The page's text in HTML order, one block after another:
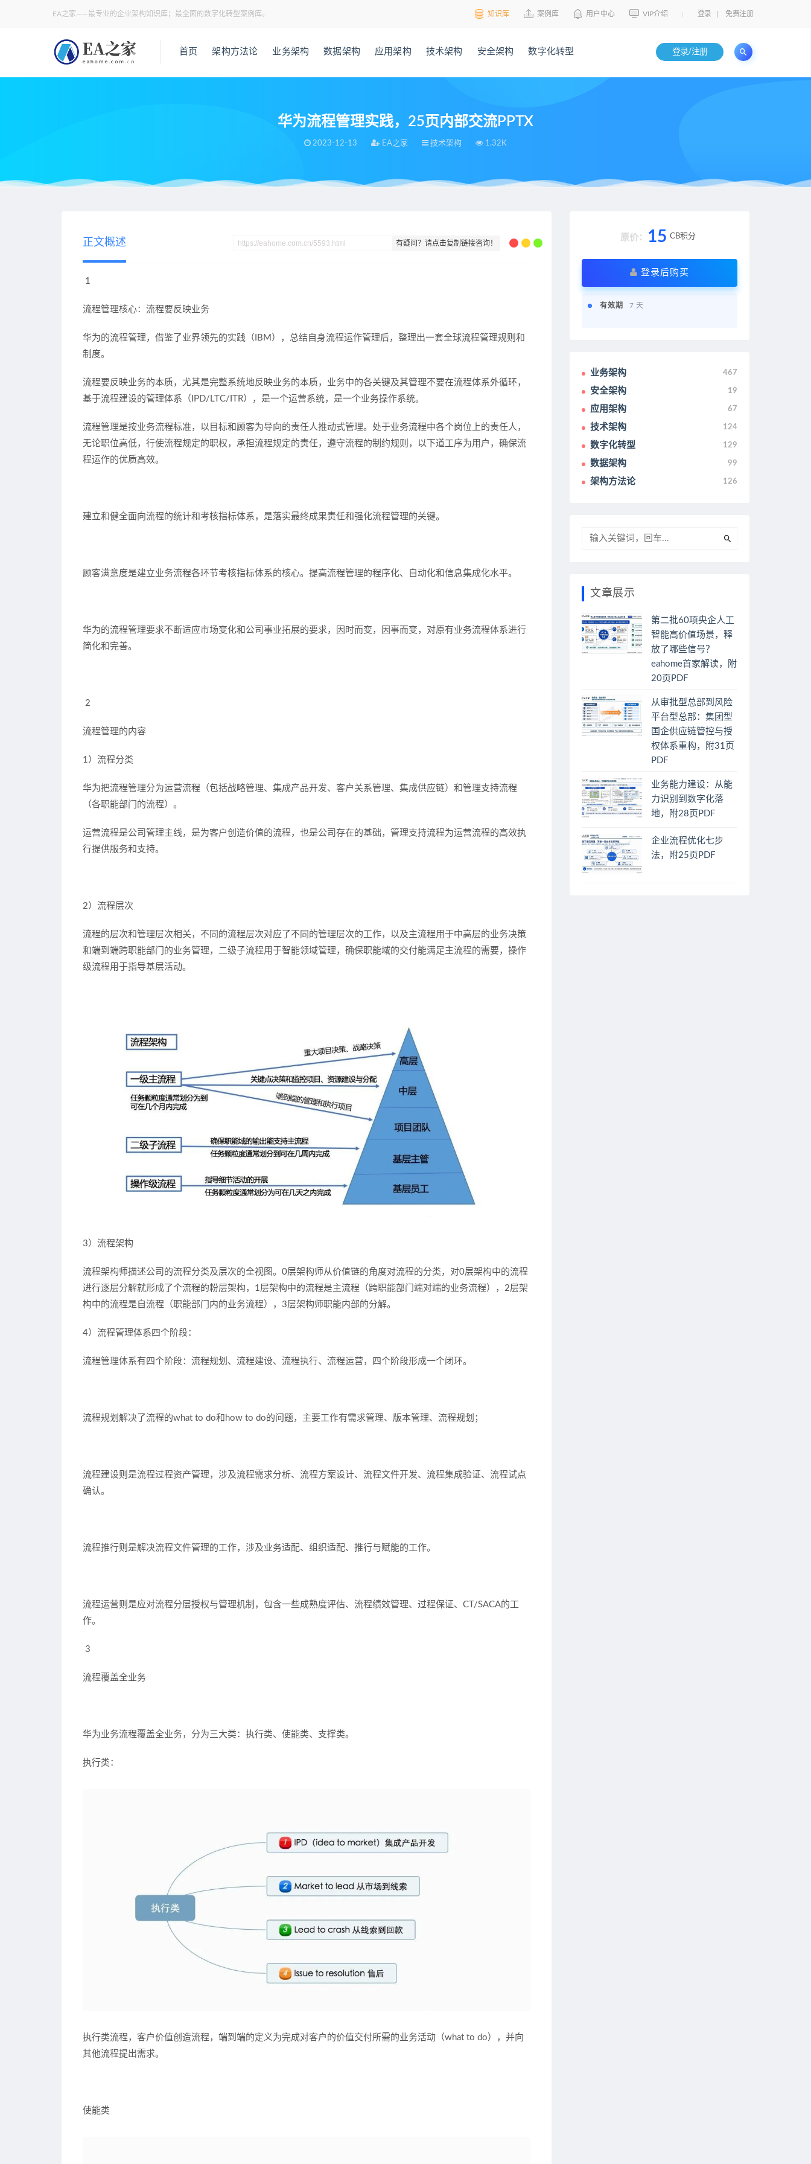
EA之家——最专业的企业架构知识库；最全面的数字化转型案例库。 知识库 案例库 用户中心 VIP介绍 登录 免费注册
首页 架构方法论 业务架构 数据架构 应用架构 技术架构 安全架构 数字化转型 登录/注册
华为流程管理实践，25页内部交流PPTX
2023-12-13 EA之家 技术架构 1.32K
有疑问？请点击复制链接咨询！
正文概述
1
流程管理核心：流程要反映业务
华为的流程管理，借鉴了业界领先的实践（IBM），总结自身流程运作管理后，整理出一套全球流程管理规则和
制度。
流程要反映业务的本质，尤其是完整系统地反映业务的本质，业务中的各关键及其管理不要在流程体系外循环，
基于流程建设的管理体系（IPD/LTC/ITR），是一个运营系统，是一个业务操作系统。
流程管理是按业务流程标准，以目标和顾客为导向的责任人推动式管理。处于业务流程中各个岗位上的责任人，
无论职位高低，行使流程规定的职权，承担流程规定的责任，遵守流程的制约规则，以下道工序为用户，确保流
程运作的优质高效。
建立和健全面向流程的统计和考核指标体系，是落实最终成果责任和强化流程管理的关键。
顾客满意度是建立业务流程各环节考核指标体系的核心。提高流程管理的程序化、自动化和信息集成化水平。
华为的流程管理要求不断适应市场变化和公司事业拓展的要求，因时而变，因事而变，对原有业务流程体系进行
简化和完善。
2
流程管理的内容
1）流程分类
华为把流程管理分为运营流程 （包括战略管理、集成产品开发、客户关系管理、集成供应链）和管理支持流程
（各职能部门的流程）。
运营流程是公司管理主线，是为客户创造价值的流程，也是公司存在的基础，管理支持流程为运营流程的高效执
行提供服务和支持。
2）流程层次
流程的层次和管理层次相关，不同的流程层次对应了不同的管理层次的工作，以及主流程用于中高层的业务决策
和端到端跨职能部门的业务管理，二级子流程用于智能领域管理，确保职能域的交付能满足主流程的需要，操作
级流程用于指导基层活动。
3）流程架构
流程架构师描述公司的流程分类及层次的全视图。0层架构师从价值链的角度对流程的分类，对0层架构中的流程
进行逐层分解就形成了个流程的粉层架构，1层架构中的流程是主流程（跨职能部门端对端的业务流程），2层架
构中的流程是自流程（职能部门内的业务流程），3层架构师职能内部的分解。
4）流程管理体系四个阶段：
流程管理体系有四个阶段： 流程规划、流程建设、流程执行、流程运营 ，四个阶段形成一个闭环。
流程规划 解决了流程的what to do和 how to do的问题，主要工作有需求管理、版本管理、流程规划；
流程建设则是流程过程资产管理 ，涉及流程需求分析、流程方案设计、流程文件开发、流程集成验证、流程试点
确认。
流程推行则是解决流程文件管理的工作，涉及业务适配、组织适配、推行与赋能的工作。
流程运营则是应对流程分层授权与管理机制 ，包含一些成熟度评估、流程绩效管理、过程保证、CT/SACA的工
作。
3
流程覆盖全业务
华为业务流程覆盖全业务，分为三大类：执行类、使能类、支撑类。
执行类：
执行类流程，客户价值创造流程，端到端的定义为完成对客户的价值交付所需的业务活动（what to do），并向
其他流程提出需求。
使能类
原价： 15 CB积分
登录后购买
有效期 7 天
业务架构 467
安全架构 19
应用架构 67
技术架构 124
数字化转型 129
数据架构 99
架构方法论 126
文章展示
第二批60项央企人工
智能高价值场景，释
放了哪些信号？
eahome首家解读，附
20页PDF
从审批型总部到风险
平台型总部：集团型
国企供应链管控与授
权体系重构，附31页
PDF
业务能力建设：从能
力识别到数字化落
地，附28页PDF
企业流程优化七步
法，附25页PDF